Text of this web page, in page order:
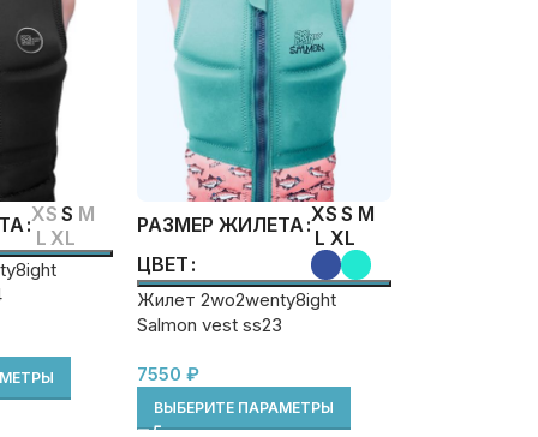
XS S M
L XL
РАЗМЕР ЖИЛЕТА XS S M
L XL
ЦВЕТ
Жилет 2wo2wenty8ight
Salmon vest ss23
7550 ₽
ВЫБЕРИТЕ ПАРАМЕТРЫ